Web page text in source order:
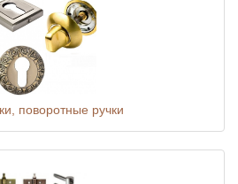
поворотные ручки